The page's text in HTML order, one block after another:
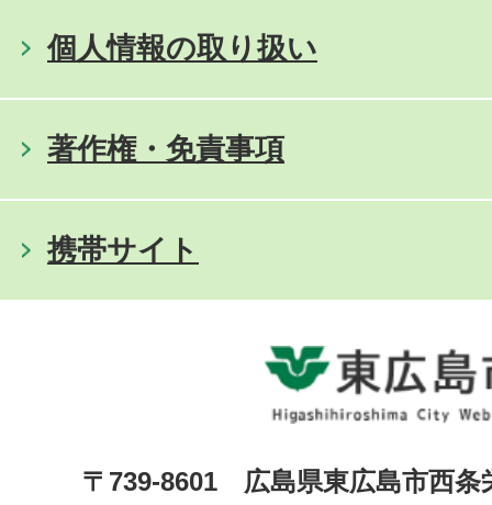
個人情報の取り扱い
著作権・免責事項
携帯サイト
〒739-8601 広島県東広島市西